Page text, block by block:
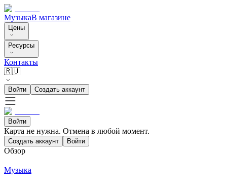
МузыкаВ магазине
Цены
Ресурсы
Контакты
🇷🇺
Войти Создать аккаунт
Войти
Карта не нужна. Отмена в любой момент.
Создать аккаунт Войти
Обзор
Музыка